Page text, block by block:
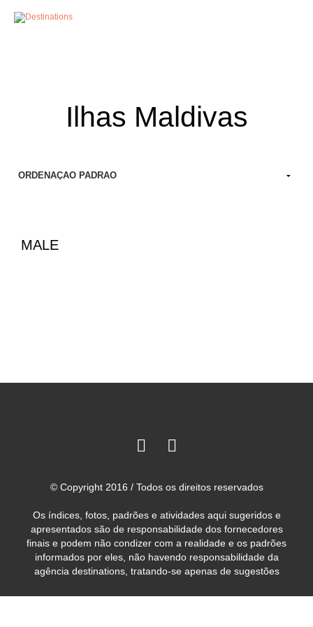
Ilhas Maldivas
MALE
© Copyright 2016 / Todos os direitos reservados
Os índices, fotos, padrões e atividades aqui sugeridos e
apresentados são de responsabilidade dos fornecedores
finais e podem não condizer com a realidade e os padrões
informados por eles, não havendo responsabilidade da
agência destinations, tratando-se apenas de sugestões